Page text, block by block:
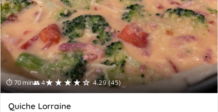
⏱ 70 min👥 4★★★★☆ 4.29 (45)
Quiche Lorraine